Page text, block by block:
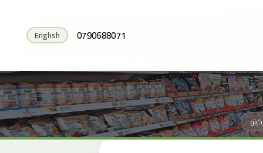
0790688071
English
كيتو